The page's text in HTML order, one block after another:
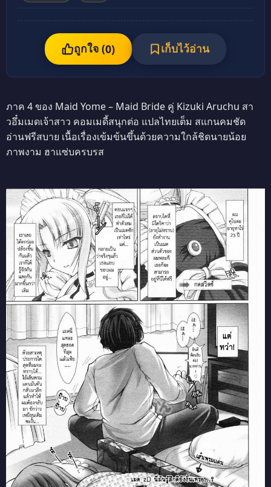
ถูกใจ (0) เก็บไว้อ่าน
ภาค 4 ของ Maid Yome – Maid Bride คู่ Kizuki Aruchu สา
วอึ๋มเมดเจ้าสาว คอมเมดี้สนุกต่อ แปลไทยเต็ม สแกนคมชัด
อ่านฟรีสบาย เนื้อเรื่องเข้มข้นขึ้นด้วยความใกล้ชิดนายน้อย
ภาพงาม ฮาแซ่บครบรส